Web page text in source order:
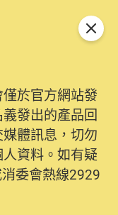
於官方網站發
發出的產品回
體訊息，切勿
資料。如有疑
委會熱線2929
關閉